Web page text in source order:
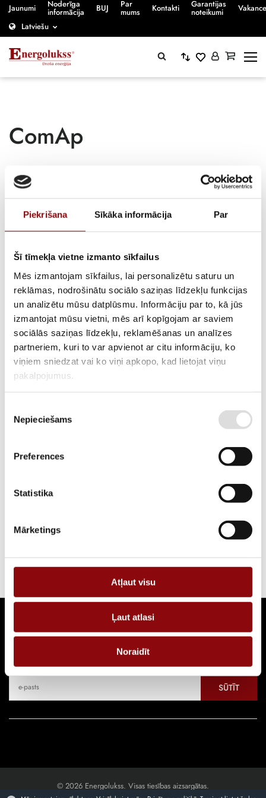
Piekrišana Sīkāka informācija Par
Šī tīmekļa vietne izmanto sīkfailus
Mēs izmantojam sīkfailus, lai personalizētu saturu un
reklāmas, nodrošinātu sociālo saziņas līdzekļu funkcijas
un analizētu mūsu datplūsmu. Informāciju par to, kā jūs
izmantojat mūsu vietni, mēs arī kopīgojam ar saviem
sociālās saziņas līdzekļu, reklamēšanas un analīzes
partneriem, kuri to var apvienot ar citu informāciju, ko
viņiem sniedzat vai ko viņi apkopo, kad lietojat viņu
pakalpojumus.
izvēle
Nepieciešams
Preferences
Statistika
Mārketings
Atļaut visu
Ļaut atlasi
Noraidīt
Jaunumi Noderīga
informācija BUJ Par
mums Kontakti Garantijas
noteikumi
Latviešu
ComAp
Sākumlapa
ComAp
Skatīt vairāk
E-veikals
Garantētās un rezerves elektroapgādes risinājumi - UPS un ģeneratori,
akumulatoru baterijas, sūkņi, elektraouto uzlādes iekārtas,
elektroinstalācijas komponentes, u.c.
Skatīt vairāk
Sūkņi
Sūkņi ar benzīna vai dīzeļdegvielas dzinējiem priekš tīra, netīra un
Strāvas ģeneratoru diennakts noma. Pilna servisa pakalpojums 24/7.
Seko jaunumiem
Pieraksties, lai uzzinātu par jaunākajiem piedāvājumiem
SŪTĪT
© 2026 Energolukss. Visas tiesības aizsargātas.